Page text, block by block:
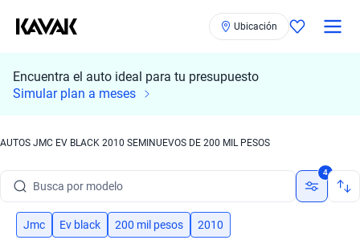
Ubicación
Encuentra el auto ideal para tu presupuesto
Simular plan a meses
AUTOS JMC EV BLACK 2010 SEMINUEVOS DE 200 MIL PESOS
Busca por modelo
Busca por versión
4
Jmc Ev black 200 mil pesos 2010